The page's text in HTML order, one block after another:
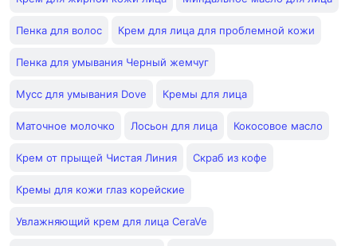
Пенка для волос Крем для лица для проблемной кожи
Пенка для умывания Черный жемчуг
Мусс для умывания Dove Кремы для лица
Маточное молочко Лосьон для лица Кокосовое масло
Крем от прыщей Чистая Линия Скраб из кофе
Кремы для кожи глаз корейские
Увлажняющий крем для лица CeraVe